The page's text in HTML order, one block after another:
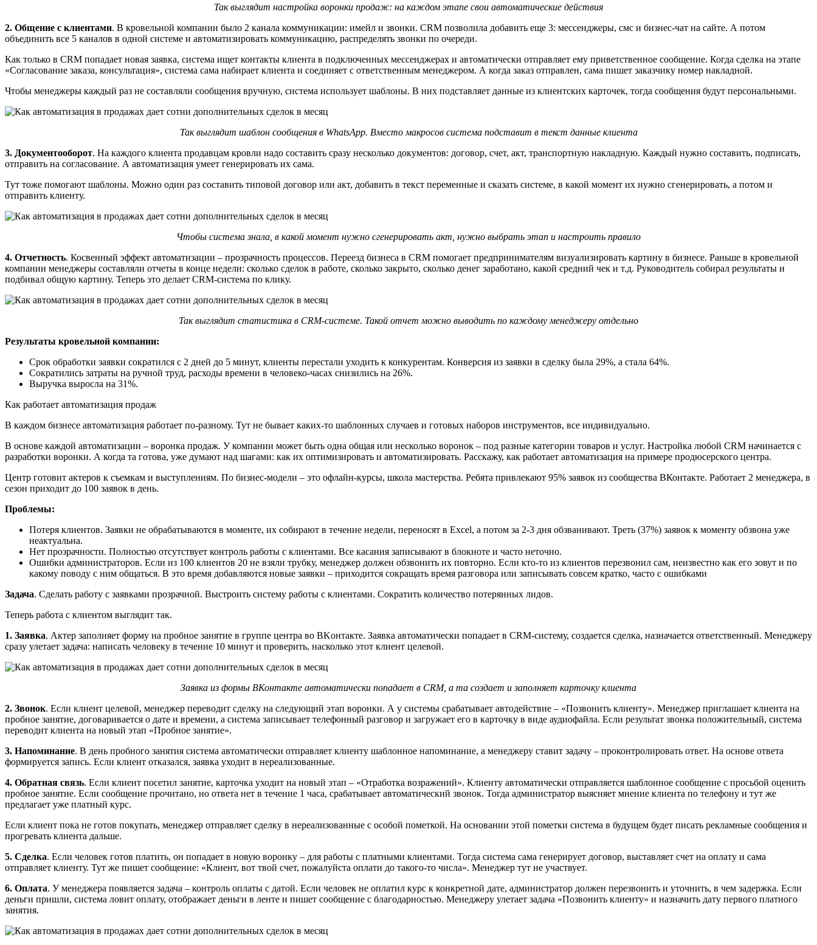
Так выглядит настройка воронки продаж: на каждом этапе свои автоматические действия
2. Общение с клиентами. В кровельной компании было 2 канала коммуникации: имейл и звонки. CRM позволила добавить еще 3: мессенджеры, смс и бизнес-чат на сайте. А потом
объединить все 5 каналов в одной системе и автоматизировать коммуникацию, распределять звонки по очереди.
Как только в CRM попадает новая заявка, система ищет контакты клиента в подключенных мессенджерах и автоматически отправляет ему приветственное сообщение. Когда сделка на этапе
«Согласование заказа, консультация», система сама набирает клиента и соединяет с ответственным менеджером. А когда заказ отправлен, сама пишет заказчику номер накладной.
Чтобы менеджеры каждый раз не составляли сообщения вручную, система использует шаблоны. В них подставляет данные из клиентских карточек, тогда сообщения будут персональными.
Так выглядит шаблон сообщения в WhatsApp. Вместо макросов система подставит в текст данные клиента
3. Документооборот. На каждого клиента продавцам кровли надо составить сразу несколько документов: договор, счет, акт, транспортную накладную. Каждый нужно составить, подписать,
отправить на согласование. А автоматизация умеет генерировать их сама.
Тут тоже помогают шаблоны. Можно один раз составить типовой договор или акт, добавить в текст переменные и сказать системе, в какой момент их нужно сгенерировать, а потом и
отправить клиенту.
Чтобы система знала, в какой момент нужно сгенерировать акт, нужно выбрать этап и настроить правило
4. Отчетность. Косвенный эффект автоматизации – прозрачность процессов. Переезд бизнеса в CRM помогает предпринимателям визуализировать картину в бизнесе. Раньше в кровельной
компании менеджеры составляли отчеты в конце недели: сколько сделок в работе, сколько закрыто, сколько денег заработано, какой средний чек и т.д. Руководитель собирал результаты и
подбивал общую картину. Теперь это делает CRM-система по клику.
Так выглядит статистика в CRM-системе. Такой отчет можно выводить по каждому менеджеру отдельно
Результаты кровельной компании:
Срок обработки заявки сократился с 2 дней до 5 минут, клиенты перестали уходить к конкурентам. Конверсия из заявки в сделку была 29%, а стала 64%.
Сократились затраты на ручной труд, расходы времени в человеко-часах снизились на 26%.
Выручка выросла на 31%.
Как работает автоматизация продаж
В каждом бизнесе автоматизация работает по-разному. Тут не бывает каких-то шаблонных случаев и готовых наборов инструментов, все индивидуально.
В основе каждой автоматизации – воронка продаж. У компании может быть одна общая или несколько воронок – под разные категории товаров и услуг. Настройка любой CRM начинается с
разработки воронки. А когда та готова, уже думают над шагами: как их оптимизировать и автоматизировать. Расскажу, как работает автоматизация на примере продюсерского центра.
Центр готовит актеров к съемкам и выступлениям. По бизнес-модели – это офлайн-курсы, школа мастерства. Ребята привлекают 95% заявок из сообщества ВКонтакте. Работает 2 менеджера, в
сезон приходит до 100 заявок в день.
Проблемы:
Потеря клиентов. Заявки не обрабатываются в моменте, их собирают в течение недели, переносят в Excel, а потом за 2-3 дня обзванивают. Треть (37%) заявок к моменту обзвона уже
неактуальна.
Нет прозрачности. Полностью отсутствует контроль работы с клиентами. Все касания записывают в блокноте и часто неточно.
Ошибки администраторов. Если из 100 клиентов 20 не взяли трубку, менеджер должен обзвонить их повторно. Если кто-то из клиентов перезвонил сам, неизвестно как его зовут и по
какому поводу с ним общаться. В это время добавляются новые заявки – приходится сокращать время разговора или записывать совсем кратко, часто с ошибками
Задача. Сделать работу с заявками прозрачной. Выстроить систему работы с клиентами. Сократить количество потерянных лидов.
Теперь работа с клиентом выглядит так.
1. Заявка. Актер заполняет форму на пробное занятие в группе центра во ВKонтакте. Заявка автоматически попадает в CRM-систему, создается сделка, назначается ответственный. Менеджеру
сразу улетает задача: написать человеку в течение 10 минут и проверить, насколько этот клиент целевой.
Заявка из формы ВКонтакте автоматически попадает в CRM, а та создает и заполняет карточку клиента
2. Звонок. Если клиент целевой, менеджер переводит сделку на следующий этап воронки. А у системы срабатывает автодействие – «Позвонить клиенту». Менеджер приглашает клиента на
пробное занятие, договаривается о дате и времени, а система записывает телефонный разговор и загружает его в карточку в виде аудиофайла. Если результат звонка положительный, система
переводит клиента на новый этап «Пробное занятие».
3. Напоминание. В день пробного занятия система автоматически отправляет клиенту шаблонное напоминание, а менеджеру ставит задачу – проконтролировать ответ. На основе ответа
формируется запись. Если клиент отказался, заявка уходит в нереализованные.
4. Обратная связь. Если клиент посетил занятие, карточка уходит на новый этап – «Отработка возражений». Клиенту автоматически отправляется шаблонное сообщение с просьбой оценить
пробное занятие. Если сообщение прочитано, но ответа нет в течение 1 часа, срабатывает автоматический звонок. Тогда администратор выясняет мнение клиента по телефону и тут же
предлагает уже платный курс.
Если клиент пока не готов покупать, менеджер отправляет сделку в нереализованные с особой пометкой. На основании этой пометки система в будущем будет писать рекламные сообщения и
прогревать клиента дальше.
5. Сделка. Если человек готов платить, он попадает в новую воронку – для работы с платными клиентами. Тогда система сама генерирует договор, выставляет счет на оплату и сама
отправляет клиенту. Тут же пишет сообщение: «Клиент, вот твой счет, пожалуйста оплати до такого-то числа». Менеджер тут не участвует.
6. Оплата. У менеджера появляется задача – контроль оплаты с датой. Если человек не оплатил курс к конкретной дате, администратор должен перезвонить и уточнить, в чем задержка. Если
деньги пришли, система ловит оплату, отображает деньги в ленте и пишет сообщение с благодарностью. Менеджеру улетает задача «Позвонить клиенту» и назначить дату первого платного
занятия.